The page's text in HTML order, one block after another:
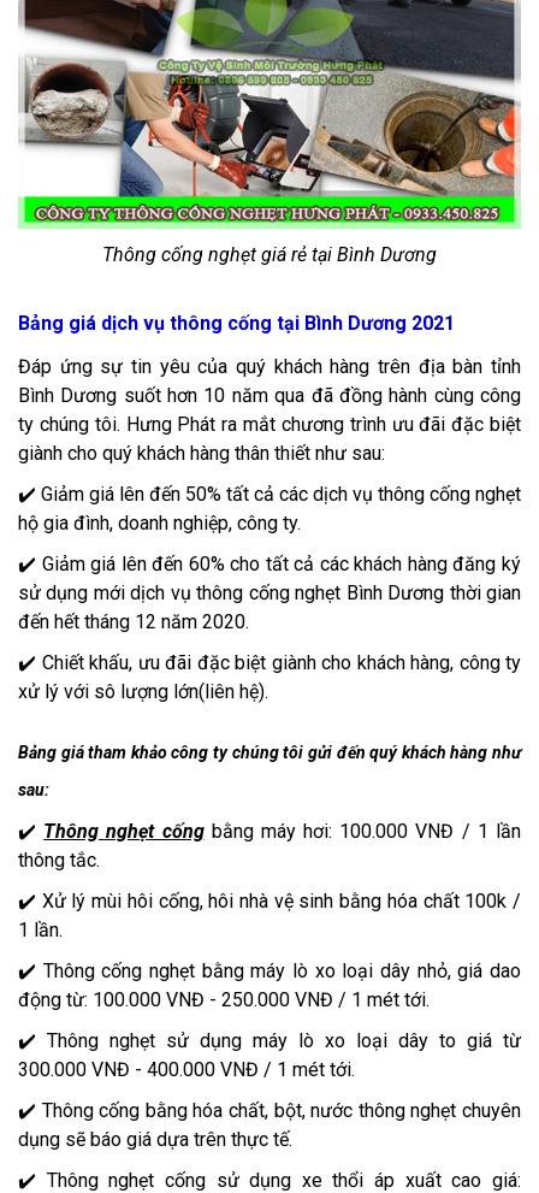
Thông cống nghẹt giá rẻ tại Bình Dương
Bảng giá dịch vụ thông cống tại Bình Dương 2021
Đáp ứng sự tin yêu của quý khách hàng trên địa bàn tỉnh
Bình Dương suốt hơn 10 năm qua đã đồng hành cùng công
ty chúng tôi. Hưng Phát ra mắt chương trình ưu đãi đặc biệt
giành cho quý khách hàng thân thiết như sau:
✔️ Giảm giá lên đến 50% tất cả các dịch vụ thông cống nghẹt
hộ gia đình, doanh nghiệp, công ty.
✔️ Giảm giá lên đến 60% cho tất cả các khách hàng đăng ký
sử dụng mới dịch vụ thông cống nghẹt Bình Dương thời gian
đến hết tháng 12 năm 2020.
✔️ Chiết khấu, ưu đãi đặc biệt giành cho khách hàng, công ty
xử lý với sô lượng lớn(liên hệ).
Bảng giá tham khảo công ty chúng tôi gửi đến quý khách hàng như
sau:
✔️ Thông nghẹt cốngbằng máy hơi: 100.000 VNĐ / 1 lần
thông tắc.
✔️ Xử lý mùi hôi cống, hôi nhà vệ sinh bằng hóa chất 100k /
1 lần.
✔️ Thông cống nghẹt bằng máy lò xo loại dây nhỏ, giá dao
động từ: 100.000 VNĐ - 250.000 VNĐ / 1 mét tới.
✔️ Thông nghẹt sử dụng máy lò xo loại dây to giá từ
300.000 VNĐ - 400.000 VNĐ / 1 mét tới.
✔️ Thông cống bằng hóa chất, bột, nước thông nghẹt chuyên
dụng sẽ báo giá dựa trên thực tế.
✔️ Thông nghẹt cống sử dụng xe thổi áp xuất cao giá: